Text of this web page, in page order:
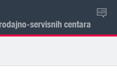
servisnih centara
HR